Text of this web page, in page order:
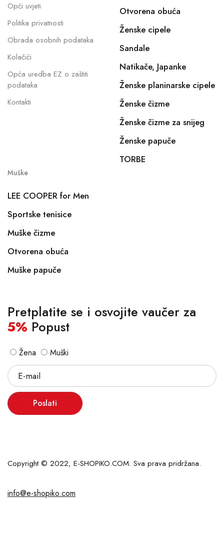
Opći uvjeti
Politika privatnosti
Obrada osobnih podataka
Kolačići
Opća uredba EZ o zaštiti
podataka
Kontakti
Otvorena obuća
Ženske cipele
Sandale
Natikače, Japanke
Ženske planinarske cipele
Ženske čizme
Ženske čizme za snijeg
Ženske papuče
TORBE
Muške
LEE COOPER for Men
Sportske tenisice
Muške čizme
Otvorena obuća
Muške papuče
Pretplatite se i osvojite vaučer za
5% Popust
Žena Muški
Poslati
Copyright © 2022, E-SHOPIKO.COM. Sva prava pridržana.
info@e-shopiko.com